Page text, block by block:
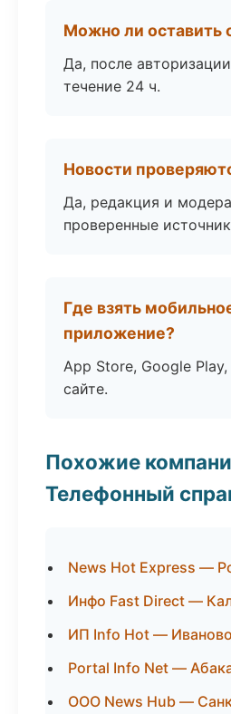
Можно ли оставить
Да, после
течение 24 ч.
Новости
Да, редакция и
проверенные
Где взять
приложение?
App Store, Google
сайте.
Похожие
Телефонный
News Hot Express —
Инфо Fast Direct —
ИП Info Hot — Иваново
Portal Info Net —
ООО News Hub —